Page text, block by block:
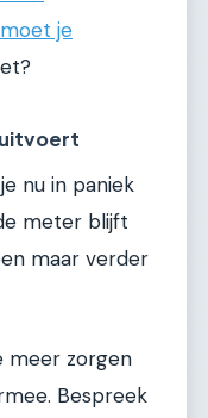
je
nu in paniek
meter blijft
maar verder
meer zorgen
Bespreek